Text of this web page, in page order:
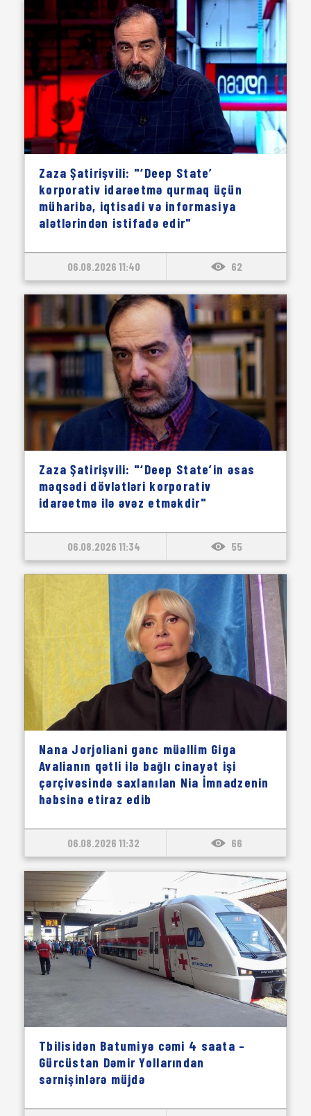
Zaza Şatirişvili: "‘Deep State’
korporativ idarəetmə qurmaq üçün
müharibə, iqtisadi və informasiya
alətlərindən istifadə edir"
06.08.2026 11:40 62
Zaza Şatirişvili: "‘Deep State’in əsas
məqsədi dövlətləri korporativ
idarəetmə ilə əvəz etməkdir"
06.08.2026 11:34 55
Nana Jorjoliani gənc müəllim Giga
Avalianın qətli ilə bağlı cinayət işi
çərçivəsində saxlanılan Nia İmnadzenin
həbsinə etiraz edib
06.08.2026 11:32 66
Tbilisidən Batumiyə cəmi 4 saata –
Gürcüstan Dəmir Yollarından
sərnişinlərə müjdə